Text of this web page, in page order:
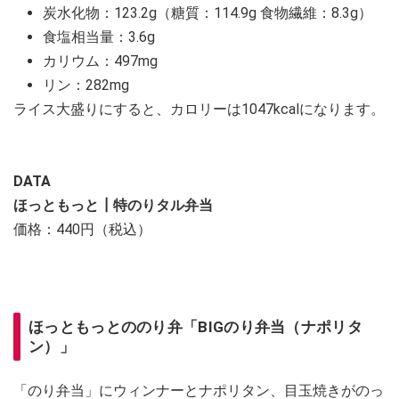
炭水化物：123.2g（糖質：114.9g 食物繊維：8.3g）
食塩相当量：3.6g
カリウム：497mg
リン：282mg
ライス大盛りにすると、カロリーは1047kcalになります。
DATA
ほっともっと┃特のりタル弁当
価格：440円（税込）
ほっともっとののり弁「BIGのり弁当（ナポリタ
ン）」
「のり弁当」にウィンナーとナポリタン、目玉焼きがのっ